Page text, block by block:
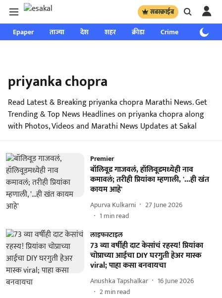
सबस्क्राईब
Epaper ताज्या देश शहर क्रीडा Crime साप्ताहिक
priyanka chopra
Read Latest & Breaking priyanka chopra Marathi News. Get
Trending & Top News Headlines on priyanka chopra along
with Photos, Videos and Marathi News Updates at Sakal
Premier
बॉलिवूड गाजवलं, हॉलिवूडमध्येही नाव
कमावलं; तरीही प्रियांका म्हणाली, '...ही खंत
कायम आहे'
Apurva Kulkarni
27 June 2026
1 min read
लाइफस्टाइल
73 व्या वर्षीही दाट केसांचं रहस्य! प्रियांका
चोप्राच्या आईचा DIY घरगुती हेअर मास्क
viral; पाहा कसा बनवायचा
Anushka Tapshalkar
16 June 2026
2min read